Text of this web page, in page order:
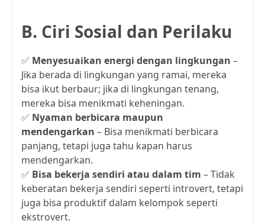
B. Ciri Sosial dan Perilaku
✅ Menyesuaikan energi dengan lingkungan –
Jika berada di lingkungan yang ramai, mereka
bisa ikut berbaur; jika di lingkungan tenang,
mereka bisa menikmati keheningan.
✅ Nyaman berbicara maupun
mendengarkan – Bisa menikmati berbicara
panjang, tetapi juga tahu kapan harus
mendengarkan.
✅ Bisa bekerja sendiri atau dalam tim – Tidak
keberatan bekerja sendiri seperti introvert, tetapi
juga bisa produktif dalam kelompok seperti
ekstrovert.